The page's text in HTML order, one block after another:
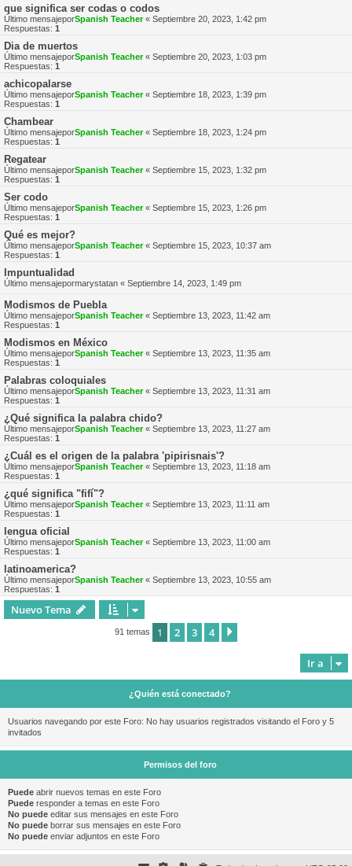
que significa ser codas o codos
Último mensajeporSpanish Teacher« Septiembre 20, 2023, 1:42 pm
Respuestas: 1
Dia de muertos
Último mensajeporSpanish Teacher« Septiembre 20, 2023, 1:03 pm
Respuestas: 1
achicopalarse
Último mensajeporSpanish Teacher« Septiembre 18, 2023, 1:39 pm
Respuestas: 1
Chambear
Último mensajeporSpanish Teacher« Septiembre 18, 2023, 1:24 pm
Respuestas: 1
Regatear
Último mensajeporSpanish Teacher« Septiembre 15, 2023, 1:32 pm
Respuestas: 1
Ser codo
Último mensajeporSpanish Teacher« Septiembre 15, 2023, 1:26 pm
Respuestas: 1
Qué es mejor?
Último mensajeporSpanish Teacher« Septiembre 15, 2023, 10:37 am
Respuestas: 1
Impuntualidad
Último mensajepormarystatan « Septiembre 14, 2023, 1:49 pm
Modismos de Puebla
Último mensajeporSpanish Teacher« Septiembre 13, 2023, 11:42 am
Respuestas: 1
Modismos en México
Último mensajeporSpanish Teacher« Septiembre 13, 2023, 11:35 am
Respuestas: 1
Palabras coloquiales
Último mensajeporSpanish Teacher« Septiembre 13, 2023, 11:31 am
Respuestas: 1
¿Qué significa la palabra chido?
Último mensajeporSpanish Teacher« Septiembre 13, 2023, 11:27 am
Respuestas: 1
¿Cuál es el origen de la palabra 'pipirisnais'?
Último mensajeporSpanish Teacher« Septiembre 13, 2023, 11:18 am
Respuestas: 1
¿qué significa "fifí"?
Último mensajeporSpanish Teacher« Septiembre 13, 2023, 11:11 am
Respuestas: 1
lengua oficial
Último mensajeporSpanish Teacher« Septiembre 13, 2023, 11:00 am
Respuestas: 1
latinoamerica?
Último mensajeporSpanish Teacher« Septiembre 13, 2023, 10:55 am
Respuestas: 1
Nuevo Tema
91 temas 1 2 3 4
Ir a
¿Quién está conectado?
Usuarios navegando por este Foro: No hay usuarios registrados visitando el Foro y 5
invitados
Permisos del foro
Puede abrir nuevos temas en este Foro
Puede responder a temas en este Foro
No puede editar sus mensajes en este Foro
No puede borrar sus mensajes en este Foro
No puede enviar adjuntos en este Foro